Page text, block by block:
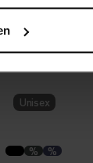
€24,95
Unisex
% %